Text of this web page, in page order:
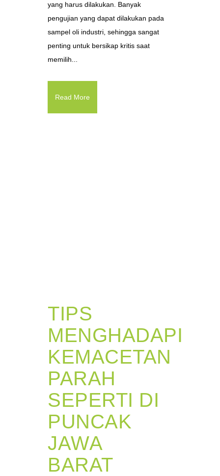
yang harus dilakukan. Banyak
pengujian yang dapat dilakukan pada
sampel oli industri, sehingga sangat
penting untuk bersikap kritis saat
memilih...
Read More
TIPS
MENGHADAPI
KEMACETAN
PARAH
SEPERTI DI
PUNCAK
JAWA
BARAT